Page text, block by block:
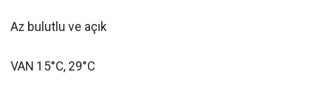
Az bulutlu ve açık
VAN 15°C, 29°C